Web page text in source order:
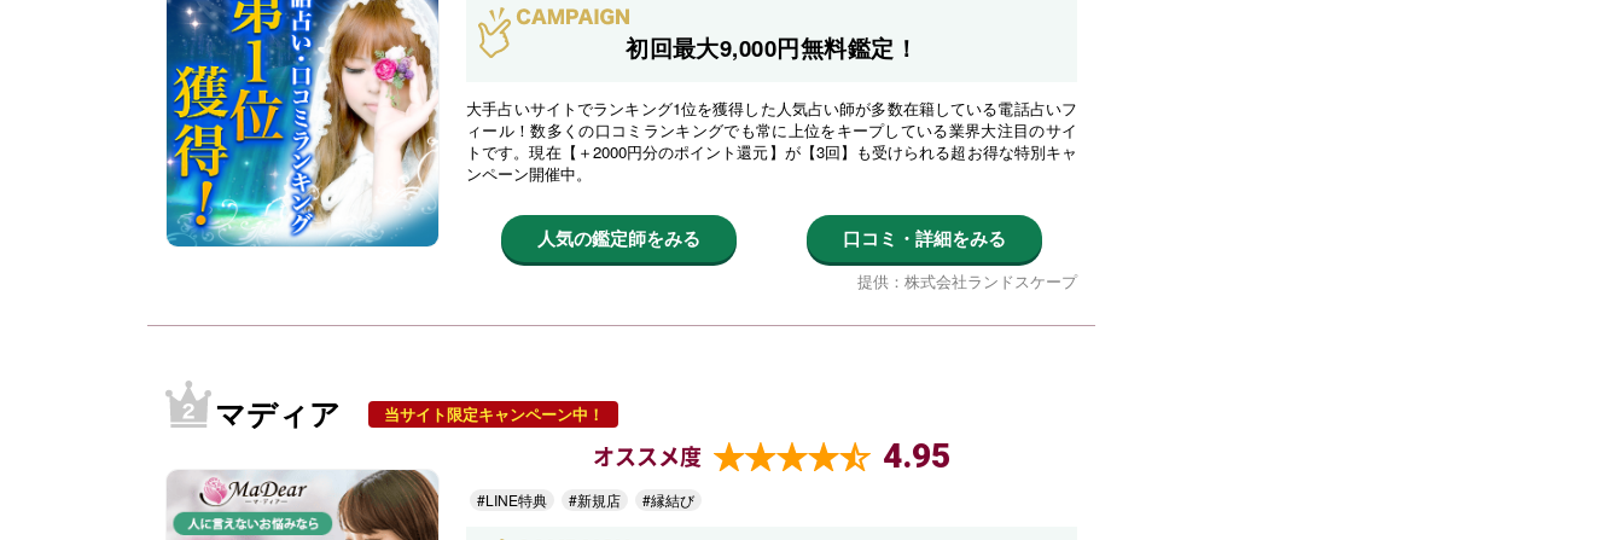
初回最大9,000円無料鑑定！
大手占いサイトでランキング1位を獲得した人気占い師が多数在籍している電話占いフ
ィール！数多くの口コミランキングでも常に上位をキープしている業界大注目のサイ
トです。現在【＋2000円分のポイント還元】が【3回】も受けられる超お得な特別キャ
ンペーン開催中。
人気の鑑定師をみる 口コミ・詳細をみる
提供：株式会社ランドスケープ
マディア 当サイト限定キャンペーン中！
オススメ度 4.95
#LINE特典 #新規店 #縁結び